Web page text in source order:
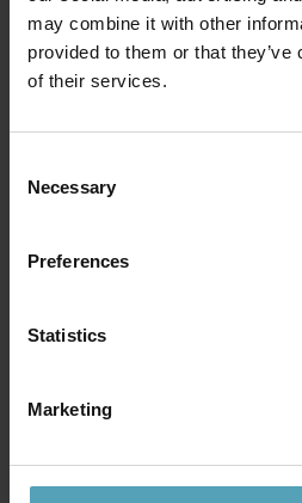
may combine it with other
provided to them or that
of their services.
Selection
Necessary
Preferences
Statistics
Marketing
PR HOME
Dahlia 58cm bordslampa
725 kr